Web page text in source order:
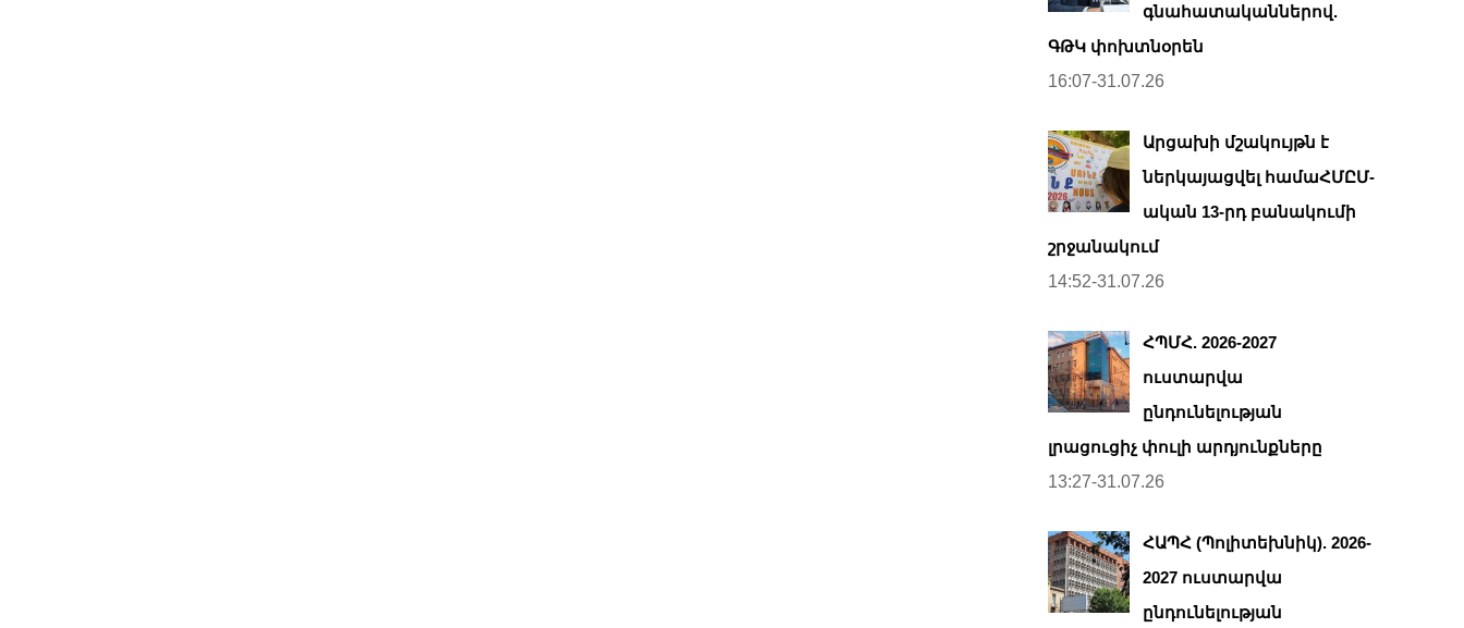
գնահատականներով.
ԳԹԿ փոխտնօրեն
16:07-31.07.26
Արցախի մշակույթն է
ներկայացվել համաՀՄԸՄ-
ական 13-րդ բանակումի
շրջանակում
14:52-31.07.26
ՀՊՄՀ. 2026-2027
ուստարվա
ընդունելության
լրացուցիչ փուլի արդյունքները
13:27-31.07.26
ՀԱՊՀ (Պոլիտեխնիկ). 2026-
2027 ուստարվա
ընդունելության